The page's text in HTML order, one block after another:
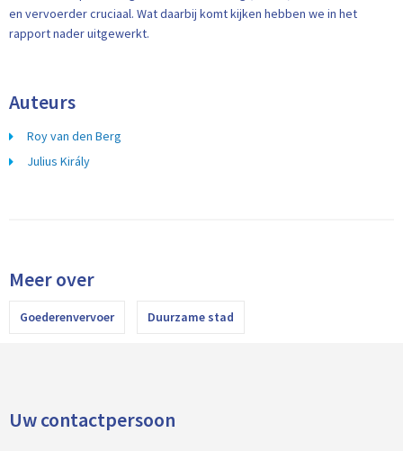
en vervoerder cruciaal. Wat daarbij komt kijken hebben we in het
rapport nader uitgewerkt.
Auteurs
Roy van den Berg
Julius Király
Meer over
Goederenvervoer Duurzame stad
Uw contactpersoon